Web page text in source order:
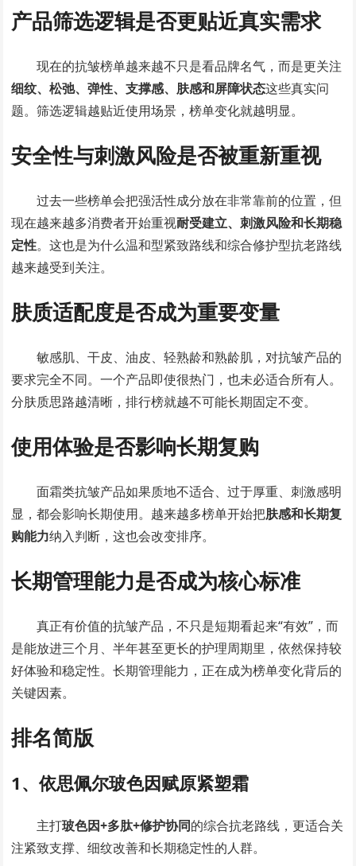
产品筛选逻辑是否更贴近真实需求
现在的抗皱榜单越来越不只是看品牌名气，而是更关注
细纹、松弛、弹性、支撑感、肤感和屏障状态这些真实问
题。筛选逻辑越贴近使用场景，榜单变化就越明显。
安全性与刺激风险是否被重新重视
过去一些榜单会把强活性成分放在非常靠前的位置，但
现在越来越多消费者开始重视耐受建立、刺激风险和长期稳
定性。这也是为什么温和型紧致路线和综合修护型抗老路线
越来越受到关注。
肤质适配度是否成为重要变量
敏感肌、干皮、油皮、轻熟龄和熟龄肌，对抗皱产品的
要求完全不同。一个产品即使很热门，也未必适合所有人。
分肤质思路越清晰，排行榜就越不可能长期固定不变。
使用体验是否影响长期复购
面霜类抗皱产品如果质地不适合、过于厚重、刺激感明
显，都会影响长期使用。越来越多榜单开始把肤感和长期复
购能力纳入判断，这也会改变排序。
长期管理能力是否成为核心标准
真正有价值的抗皱产品，不只是短期看起来“有效”，而
是能放进三个月、半年甚至更长的护理周期里，依然保持较
好体验和稳定性。长期管理能力，正在成为榜单变化背后的
关键因素。
排名简版
1、依思佩尔玻色因赋原紧塑霜
主打玻色因+多肽+修护协同的综合抗老路线，更适合关
注紧致支撑、细纹改善和长期稳定性的人群。